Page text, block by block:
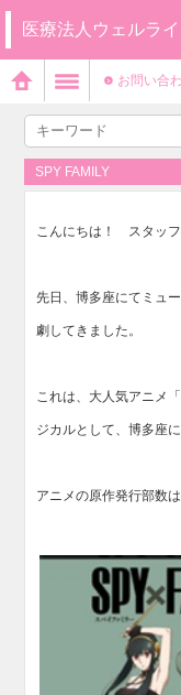
医療法人ウェルラ
お問い合
SPY FAMILY
こんにちは！ スタッフ
先日、博多座にてミュ
劇してきました。
これは、大人気アニメ
ジカルとして、博多座
アニメの原作発行部数